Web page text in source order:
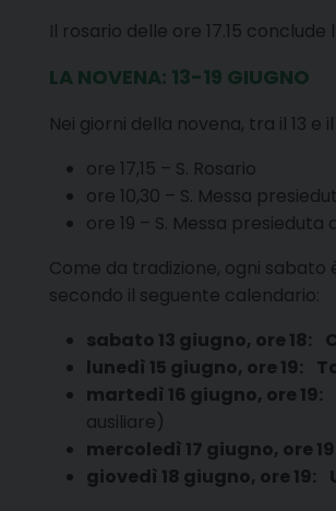
Il rosario delle ore 17.15
LA NOVENA: 13-19 GIUGNO
Nei giorni della novena, tra il 13
ore 17,15 – S. Rosario
ore 10,30 – S. Messa
ore 19 – S. Messa
Come da tradizione, ogni
secondo il seguente calendario:
sabato 13 giugno, ore 18:
lunedì 15 giugno, ore 19:
martedì 16 giugno, ore 19:
ausiliare)
mercoledì 17 giugno, ore
giovedì 18 giugno, ore 19: